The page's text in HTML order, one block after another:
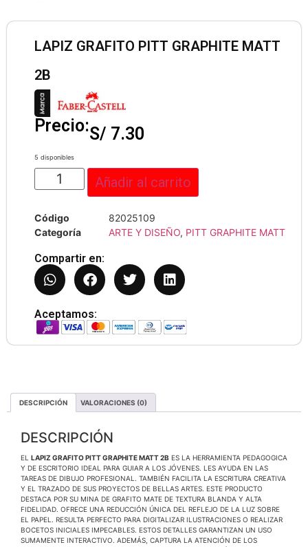
LAPIZ GRAFITO PITT GRAPHITE MATT
2B
Precio:S/ 7.30
5 disponibles
Añadir al carrito
Código
82025109
Categoría
ARTE Y DISEÑO, PITT GRAPHITE MATT
Compartir en:
Aceptamos:
DESCRIPCIÓN VALORACIONES (0)
DESCRIPCIÓN
EL LAPIZ GRAFITO PITT GRAPHITE MATT 2B ES LA HERRAMIENTA PEDAGOGICA
Y DE ESCRITORIO IDEAL PARA GUIAR A LOS JÓVENES. LES AYUDA EN LAS
TAREAS DE DIBUJO PROFESIONAL. TAMBIÉN FACILITA LA ESCRITURA CREATIVA
Y EL TRAZADO DE SUS PROYECTOS DE BELLAS ARTES. ESTE PRODUCTO
DESTACA POR SU MINA DE GRAFITO MATE DE TEXTURA BLANDA Y ALTA
FIDELIDAD. OFRECE UNA REDUCCIÓN ÚNICA DEL REFLEJO DE LA LUZ SOBRE
EL PAPEL. RESULTA PERFECTO PARA DIGITALIZAR ILUSTRACIONES O REALIZAR
BOCETOS INICIALES IMPECABLES. ESTOS DETALLES GARANTIZAN UN USO
SUMAMENTE INTERACTIVO. ADEMÁS, CAPTURA LA ATENCIÓN DE LOS